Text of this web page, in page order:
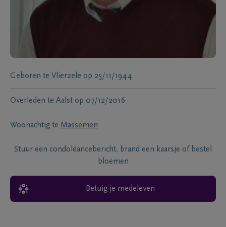
Geboren te Vlierzele op 25/11/1944
Overleden te Aalst op 07/12/2016
Woonachtig te Massemen
Stuur een condoléancebericht, brand een kaarsje of bestel
bloemen
Betuig je medeleven